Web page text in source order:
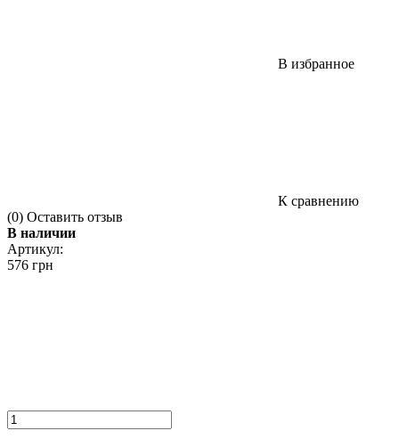
В избранное
К сравнению
(0) Оставить отзыв
В наличии
Артикул:
576 грн